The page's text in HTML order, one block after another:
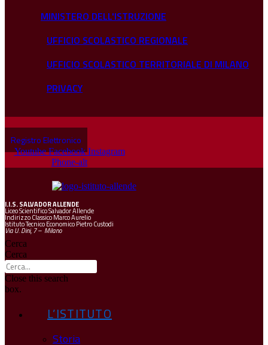
MINISTERO DELL'ISTRUZIONE
UFFICIO SCOLASTICO REGIONALE
UFFICIO SCOLASTICO TERRITORIALE DI MILANO
PRIVACY
Registro Elettronico
Youtube Facebook Instagram
Phone-alt
I.I.S.SALVADOR ALLENDE
Liceo Scientifico Salvador Allende
Indirizzo Classico Marco Aurelio
Istituto Tecnico Economico Pietro Custodi
Via U. Dini, 7 – Milano
Cerca
Cerca
Close this search
box.
L’ISTITUTO
Storia